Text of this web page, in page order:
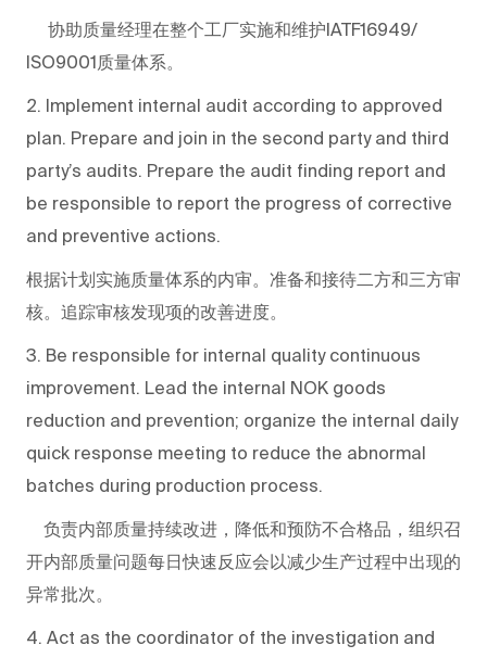
协助质量经理在整个工厂实施和维护IATF16949/
ISO9001质量体系。
2. Implement internal audit according to approved
plan. Prepare and join in the second party and third
party’s audits. Prepare the audit finding report and
be responsible to report the progress of corrective
and preventive actions.
根据计划实施质量体系的内审。准备和接待二方和三方审
核。追踪审核发现项的改善进度。
3. Be responsible for internal quality continuous
improvement. Lead the internal NOK goods
reduction and prevention; organize the internal daily
quick response meeting to reduce the abnormal
batches during production process.
负责内部质量持续改进，降低和预防不合格品，组织召
开内部质量问题每日快速反应会以减少生产过程中出现的
异常批次。
4. Act as the coordinator of the investigation and